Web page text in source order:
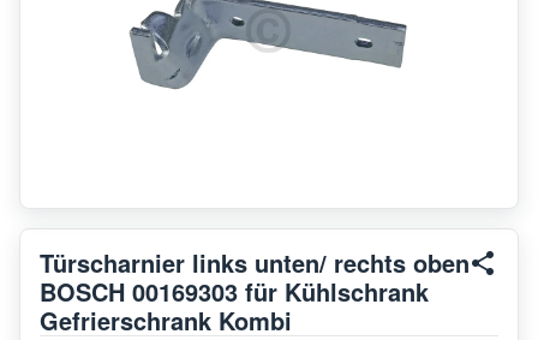
Türscharnier links unten/ rechts oben
BOSCH 00169303 für Kühlschrank
Gefrierschrank Kombi